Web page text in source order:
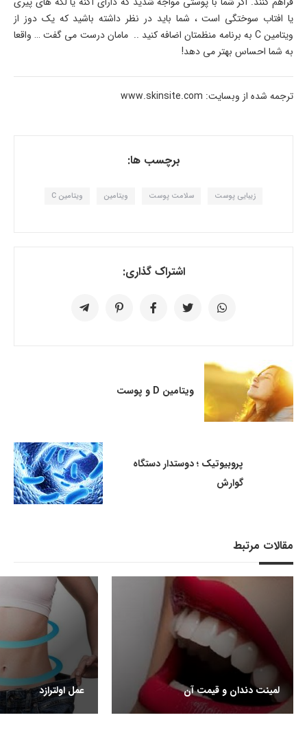
یا افتاب سوختگی است ، شما باید در نظر داشته باشید که یک دوز از
ویتامین C به برنامه منظمتان اضافه کنید .. مامان درست می گفت … واقعا
به شما احساس بهتر می دهد!
ترجمه شده از وبسایت: www.skinsite.com
برچسب ها:
زیبایی پوست سلامت پوست ویتامین ویتامین C
اشتراک گذاری:
ویتامین D و پوست
پروبیوتیک ؛ دوستدار دستگاه
گوارش
مقالات مرتبط
لمینت دندان و قیمت آن عمل اولترازد